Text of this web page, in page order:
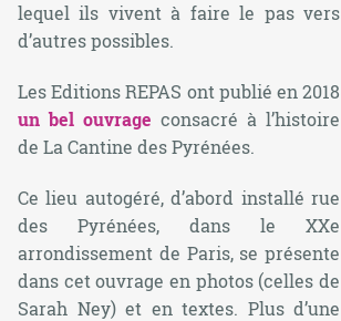
lequel ils vivent à faire le pas vers
d’autres possibles.
Les Editions REPAS ont publié en 2018
un bel ouvrage consacré à l’histoire
de La Cantine des Pyrénées.
Ce lieu autogéré, d’abord installé rue
des Pyrénées, dans le XXe
arrondissement de Paris, se présente
dans cet ouvrage en photos (celles de
Sarah Ney) et en textes. Plus d’une